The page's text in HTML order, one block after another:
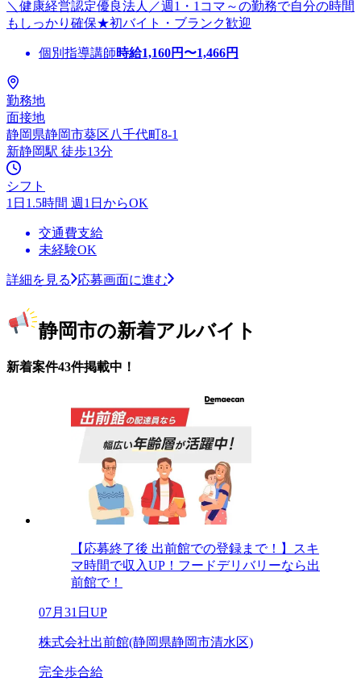
＼健康経営認定優良法人／週1・1コマ～の勤務で自分の時間
もしっかり確保★初バイト・ブランク歓迎
個別指導講師時給1,160円〜1,466円
勤務地
面接地
静岡県静岡市葵区八千代町8-1
新静岡駅 徒歩13分
シフト
1日1.5時間 週1日からOK
交通費支給
未経験OK
詳細を見る 応募画面に進む
静岡市の新着アルバイト
新着案件43件掲載中！
【応募終了後 出前館での登録まで！】スキ
マ時間で収入UP！フードデリバリーなら出
前館で！
07月31日UP
株式会社出前館(静岡県静岡市清水区)
完全歩合給